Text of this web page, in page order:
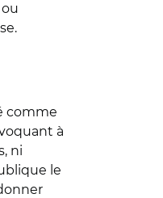
comme
à
ni
le